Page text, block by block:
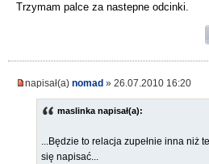
Trzymam palce za nastepne odcinki.
napisał(a) nomad » 26.07.2010 16:20
maslinka napisał(a):
...Będzie to relacja zupełnie inna niż
się napisać...